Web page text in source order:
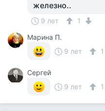
железно..
9 лет
1
Марина П.
9 лет
1
Сергей
9 лет
1